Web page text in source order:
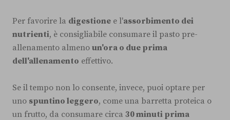
Per favorire la digestione e l'assorbimento dei
nutrienti, è consigliabile consumare il pasto pre-
allenamento almeno un'ora o due prima
dell'allenamento effettivo.
Se il tempo non lo consente, invece, puoi optare per
uno spuntino leggero, come una barretta proteica o
un frutto, da consumare circa 30 minuti prima